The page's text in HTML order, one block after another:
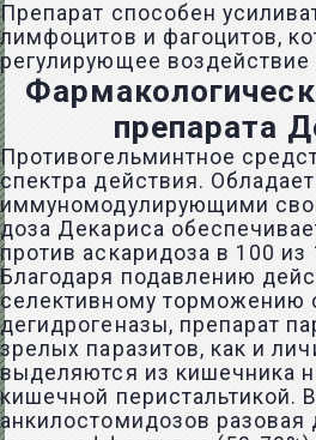
Препарат способен
лимфоцитов и фагоцитов,
регулирующее воздействие
препарата
Противогельминтное
спектра действия. Обладает
иммуномодулирующими
доза Декариса
против аскаридоза в 100 из
Благодаря подавлению
селективному торможению
дегидрогеназы, препарат
зрелых паразитов, как и
выделяются из кишечника
кишечной перистальтикой.
анкилостомидозов разовая